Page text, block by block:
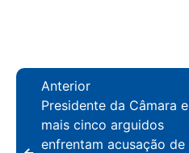
Anterior
Presidente da Câmara e
mais cinco arguidos
enfrentam acusação de